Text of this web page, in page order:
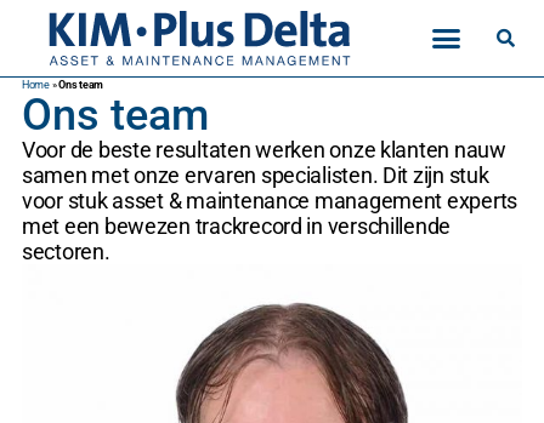
Home»Ons team
Ons team
Voor de beste resultaten werken onze klanten nauw
samen met onze ervaren specialisten. Dit zijn stuk
voor stuk asset & maintenance management experts
met een bewezen trackrecord in verschillende
sectoren.